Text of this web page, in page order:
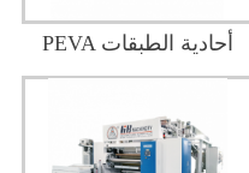
PEVA أحادية الطبقات
شارك في مقذوف تنقش
فيلم مركب خط الانتاج